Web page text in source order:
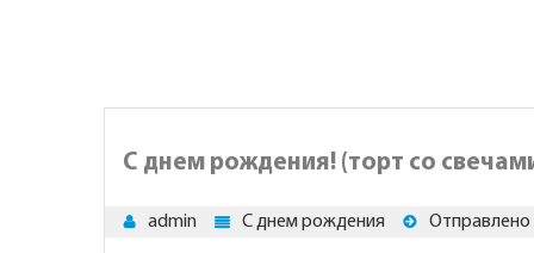
С днем рождения! (торт со
admin С днем рождения Отправлено